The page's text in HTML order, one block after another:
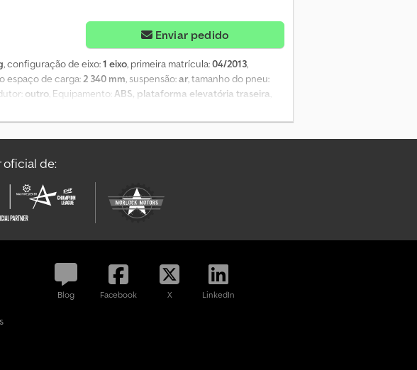
Enviar pedido
, configuração de eixo:1 eixo, primeira matrícula:04/2013,
espaço de carga:2 340 mm, suspensão:ar, tamanho do pneu:
outro, Equipamento: ABS, plataforma elevatória traseira,
de travagem anti-bloqueio), Edscha, anéis de amarração,
vertical. Carroçaria: reboque plataforma com lona, teto
MAN apropriado disponível por um valor adicional de 24.900,00
de:
Blog Facebook X LinkedIn